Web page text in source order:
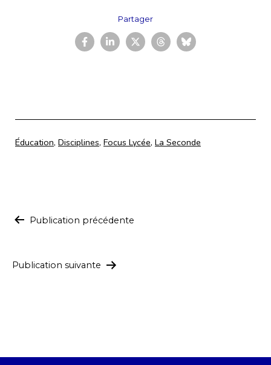
Partager
Catégorisé
Éducation, Disciplines, Focus Lycée, La Seconde
Navigation
l’article
Publication précédente
Publication suivante